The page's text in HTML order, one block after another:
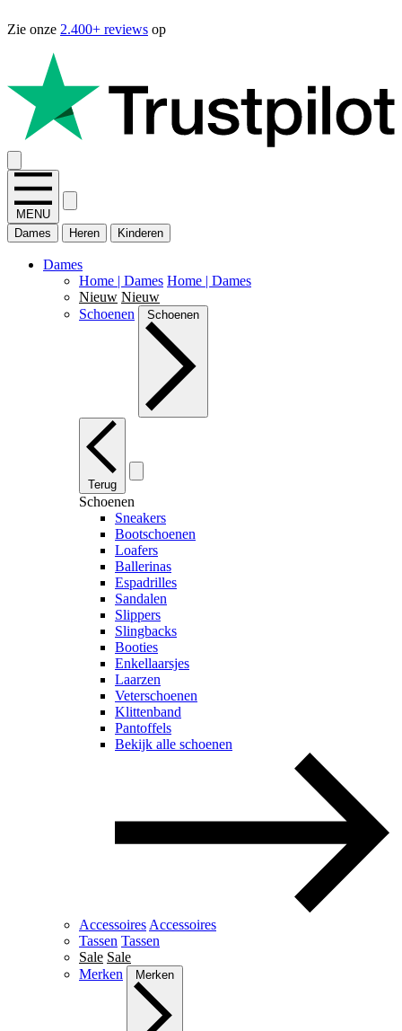
Zie onze 2.400+ reviews op
MENU
Dames
Heren Kinderen
Dames
Home | Dames Home | Dames
Nieuw Nieuw
Schoenen
Schoenen
Terug
Schoenen
Sneakers
Bootschoenen
Loafers
Ballerinas
Espadrilles
Sandalen
Slippers
Slingbacks
Booties
Enkellaarsjes
Laarzen
Veterschoenen
Klittenband
Pantoffels
Bekijk alle schoenen
Accessoires Accessoires
Tassen Tassen
Sale Sale
Merken
Merken